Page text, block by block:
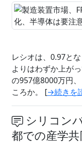
レシオは、0.97と
よりはわずか上が
の957億8000万円
ころか。 [→続きを
シリコン
都での産学共